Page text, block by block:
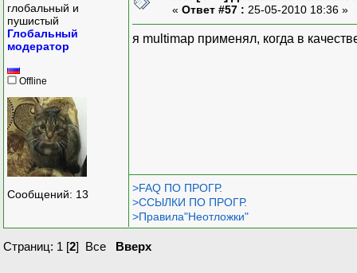
глобальный и
пушистый
Глобальный
модератор
Offline
Сообщений: 13
« Ответ #57 : 25-05-2010 18:36 »
я multimap применял, когда в
>FAQ ПО ПРОГР.
>ССЫЛКИ ПО ПРОГР.
>Правила"Неотложки"
Страниц: 1 [2] Все Вверх